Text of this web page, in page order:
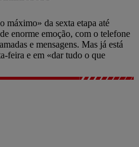
máximo» da sexta etapa até
enorme emoção, com o telefone
e mensagens. Mas já está
feira e em «dar tudo o que